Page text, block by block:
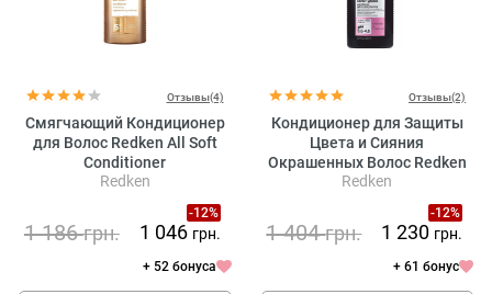
Отзывы(4)
Смягчающий Кондиционер
для Волос Redken All Soft
Conditioner
Redken
-12%
1 186грн. 1 046 грн.
+ 52 бонуса
Отзывы(2)
Кондиционер для Защиты
Цвета и Сияния
Окрашенных Волос Redken
Acidic Color Gloss Conditioner
Redken
-12%
1 404грн. 1 230 грн.
+ 61 бонус